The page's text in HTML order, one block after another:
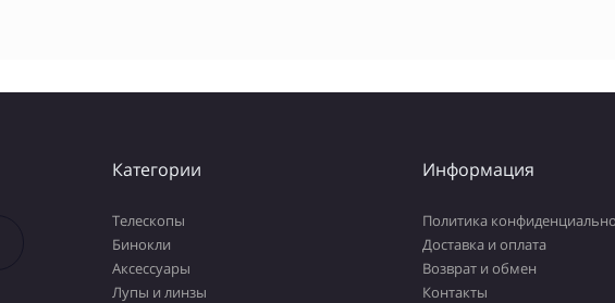
Категории
Телескопы
Бинокли
Аксессуары
Лупы и линзы
Информация
Политика
Доставка и оплата
Возврат и обмен
Контакты